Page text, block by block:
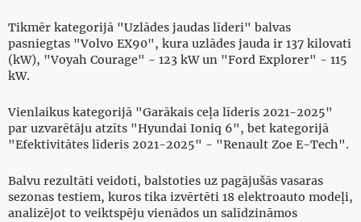
Tikmēr kategorijā "Uzlādes jaudas līderi" balvas
pasniegtas "Volvo EX90", kura uzlādes jauda ir 137 kilovati
(kW), "Voyah Courage" - 123 kW un "Ford Explorer" - 115
kW.
Vienlaikus kategorijā "Garākais ceļa līderis 2021-2025"
par uzvarētāju atzīts "Hyundai Ioniq 6", bet kategorijā
"Efektivitātes līderis 2021-2025" - "Renault Zoe E-Tech".
Balvu rezultāti veidoti, balstoties uz pagājušās vasaras
sezonas testiem, kuros tika izvērtēti 18 elektroauto modeļi,
analizējot to veiktspēju vienādos un salīdzināmos